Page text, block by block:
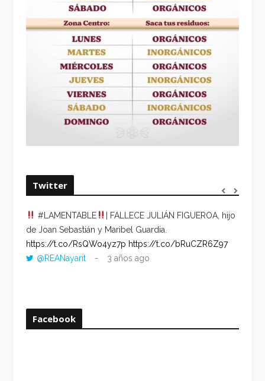
Twitter
#LAMENTABLE
| FALLECE JULIÁN FIGUEROA, hijo
de Joan Sebastián y Maribel Guardia.
https://t.co/RsQWo4yz7p https://t.co/bRuCZR6Z97
@REANayarit
3 años ago
Facebook